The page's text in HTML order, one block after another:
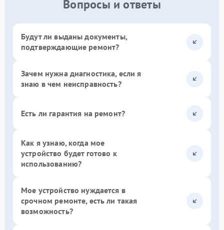
Вопросы и ответы
Будут ли выданы документы,
подтверждающие ремонт?
Зачем нужна диагностика, если я
знаю в чем неисправность?
Есть ли гарантия на ремонт?
Как я узнаю, когда мое
устройство будет готово к
использованию?
Мое устройство нуждается в
срочном ремонте, есть ли такая
возможность?